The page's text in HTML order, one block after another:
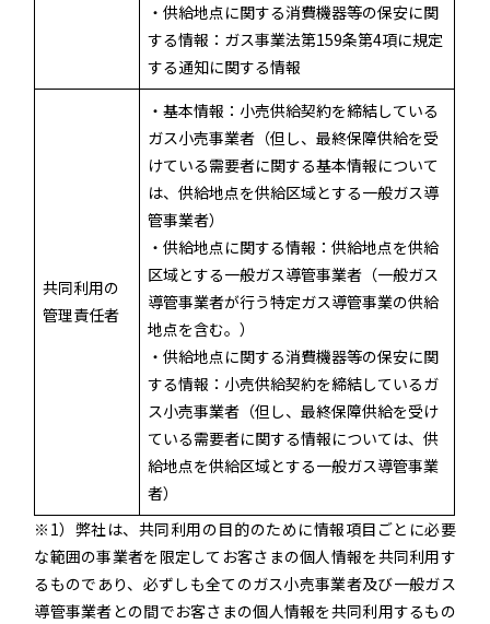
・供給地点に関する消費機器等の保安に関
する情報：ガス事業法第159条第4項に規定
する通知に関する情報
共同利用の
管理責任者
・基本情報：小売供給契約を締結している
ガス小売事業者（但し、最終保障供給を受
けている需要者に関する基本情報について
は、供給地点を供給区域とする一般ガス導
管事業者）
・供給地点に関する情報：供給地点を供給
区域とする一般ガス導管事業者（一般ガス
導管事業者が行う特定ガス導管事業の供給
地点を含む。）
・供給地点に関する消費機器等の保安に関
する情報：小売供給契約を締結しているガ
ス小売事業者（但し、最終保障供給を受け
ている需要者に関する情報については、供
給地点を供給区域とする一般ガス導管事業
者）
※1）弊社は、共同利用の目的のために情報項目ごとに必要
な範囲の事業者を限定してお客さまの個人情報を共同利用す
るものであり、必ずしも全てのガス小売事業者及び一般ガス
導管事業者との間でお客さまの個人情報を共同利用するもの